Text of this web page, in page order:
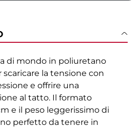
di mondo in poliuretano
scaricare la tensione con
e offrire una
al tatto. Il formato
e il peso leggerissimo di
perfetto da tenere in